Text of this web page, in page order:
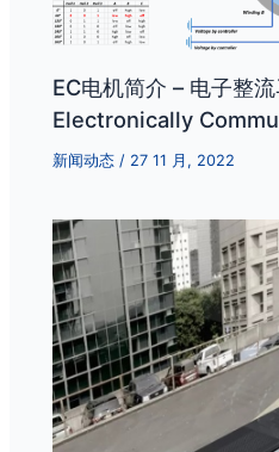
EC电机简介 – 电子整
Electronically
新闻动态 / 27 11 月, 2022